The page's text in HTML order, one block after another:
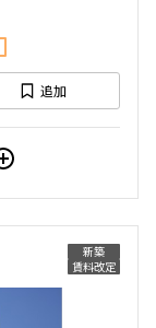
追加
新築
賃料改定